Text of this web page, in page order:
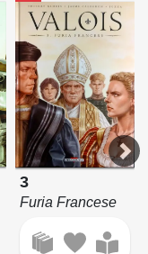
3
Furia Francese